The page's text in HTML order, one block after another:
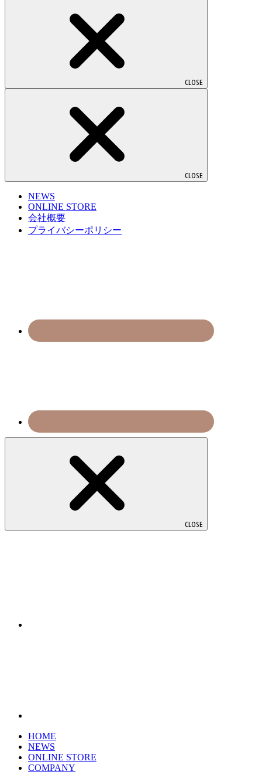
CLOSE
CLOSE
NEWS
ONLINE STORE
会社概要
プライバシーポリシー
CLOSE
HOME
NEWS
ONLINE STORE
COMPANY